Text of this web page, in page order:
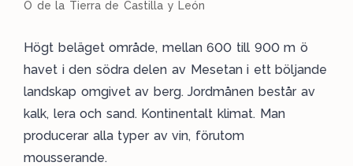
O de la Tierra de Castilla y León
Högt beläget område, mellan 600 till 900 m ö
havet i den södra delen av Mesetan i ett böljande
landskap omgivet av berg. Jordmånen består av
kalk, lera och sand. Kontinentalt klimat. Man
producerar alla typer av vin, förutom
mousserande.